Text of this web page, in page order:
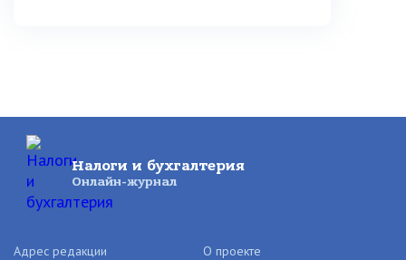
Налоги и бухгалтерия
Онлайн-журнал
Адрес редакции
О проекте